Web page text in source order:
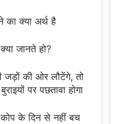
का क्या अर्थ है
जानते हो?
जड़ों की ओर लौटेंगे, तो
पर पछतावा होगा
कोप के दिन से नहीं बच